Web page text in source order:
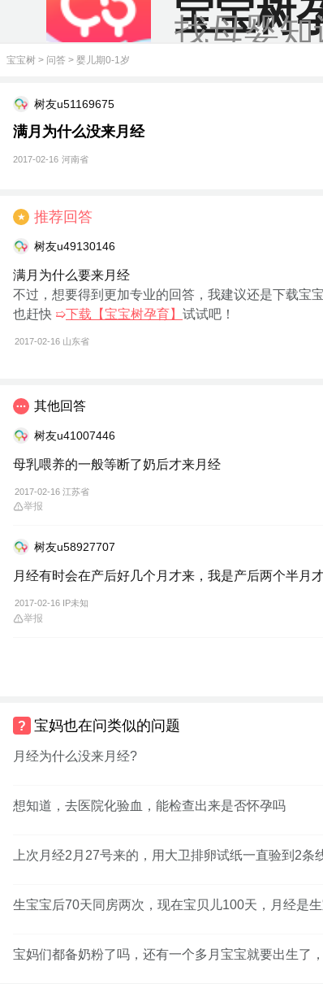
宝宝树
找母婴
宝宝树 > 问答 > 婴儿期0-1岁
树友u51169675
满月为什么没来月经
2017-02-16 河南省
★ 推荐回答
树友u49130146
满月为什么要来月经
不过，想要得到更加专业的回答，我建议还是下载宝
也赶快 ➯下载【宝宝树孕育】 试试吧！
2017-02-16 山东省
其他回答
树友u41007446
母乳喂养的一般等断了奶后才来月经
2017-02-16 江苏省
举报
树友u58927707
月经有时会在产后好几个月才来，我是产后两个半月才
2017-02-16 IP未知
举报
宝妈也在问类似的问题
月经为什么没来月经?
想知道，去医院化验血，能检查出来是否怀孕吗
上次月经2月27号来的，用大卫排卵试纸一直验到2
生宝宝后70天同房两次，现在宝贝儿100天，月经是
宝妈们都备奶粉了吗，还有一个多月宝宝就要出生了